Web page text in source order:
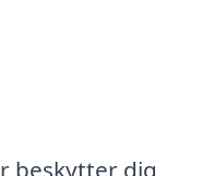
beskytter dig,